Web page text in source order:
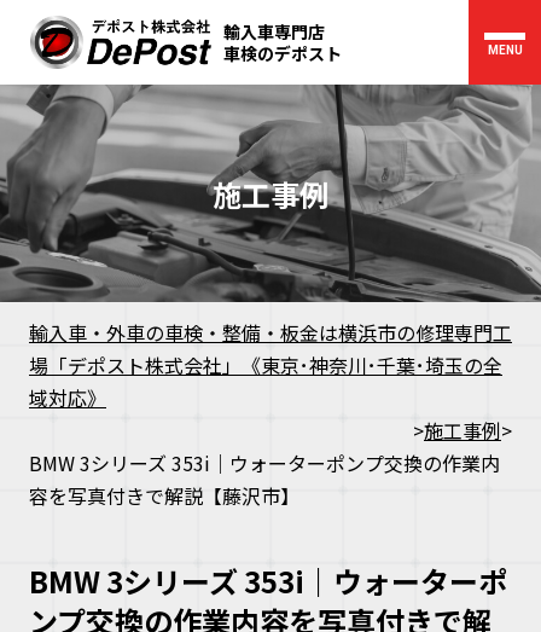
輸入車専門店
車検のデポスト
MENU
施工事例
輸入車・外車の車検・整備・板金は横浜市の修理専門工
場「デポスト株式会社」《東京･神奈川･千葉･埼玉の全
域対応》
>施工事例>
BMW 3シリーズ 353i｜ウォーターポンプ交換の作業内
容を写真付きで解説【藤沢市】
BMW 3シリーズ 353i｜ウォーターポ
ンプ交換の作業内容を写真付きで解